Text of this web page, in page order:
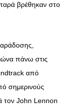
βρέθηκαν στο
πάνω στις
από
σημερινούς
τον John Lennon